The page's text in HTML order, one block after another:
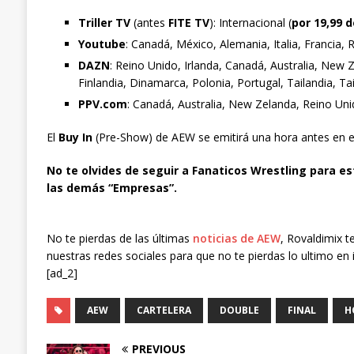
Triller TV(antes FITE TV): Internacional (por 19,99
Youtube: Canadá, México, Alemania, Italia, Francia,
DAZN: Reino Unido, Irlanda, Canadá, Australia, New
Finlandia, Dinamarca, Polonia, Portugal, Tailandia,
PPV.com: Canadá, Australia, New Zelanda, Reino
El Buy In(Pre-Show) de AEW se emitirá una hora antes en
No te olvides de seguir a Fanaticos Wrestling para
las demás “Empresas”.
No te pierdas de las últimas noticias de AEW, Rovaldimix
nuestras redes sociales para que no te pierdas lo ultimo
[ad_2]
AEW CARTELERA DOUBLE FINAL
PREVIOUS